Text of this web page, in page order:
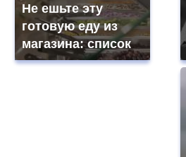
Не ешьте эту
готовую еду из
магазина: список